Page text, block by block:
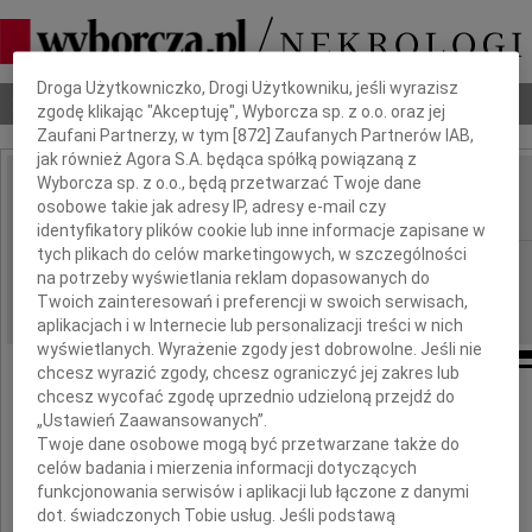
Nekrologi Odeszli Poradnik pogrzebowy
IMIĘ I NAZWISKO: Wojciech Łypko
REGION: Kraków
DATA EMISJI: 08.01.2026
Dnia 4 stycznia 2026 roku zmarł w Ottawie
w wieku 83 lat
Dbamy o Twoją prywatność
Droga Użytkowniczko, Drogi Użytkowniku, jeśli wyrazisz
zgodę klikając "Akceptuję", Wyborcza sp. z o.o. oraz jej
Zaufani Partnerzy, w tym [872 ] Zaufanych Partnerów IAB,
jak również Agora S.A. będąca spółką powiązaną z
Wyborcza sp. z o.o., będą przetwarzać Twoje dane
osobowe takie jak adresy IP, adresy e-mail czy
identyfikatory plików cookie lub inne informacje zapisane w
tych plikach do celów marketingowych, w szczególności
na potrzeby wyświetlania reklam dopasowanych do
Twoich zainteresowań i preferencji w swoich serwisach,
aplikacjach i w Internecie lub personalizacji treści w nich
wyświetlanych. Wyrażenie zgody jest dobrowolne. Jeśli nie
chcesz wyrazić zgody, chcesz ograniczyć jej zakres lub
chcesz wycofać zgodę uprzednio udzieloną przejdź do
„Ustawień Zaawansowanych”.
Twoje dane osobowe mogą być przetwarzane także do
celów badania i mierzenia informacji dotyczących
funkcjonowania serwisów i aplikacji lub łączone z danymi
dot. świadczonych Tobie usług. Jeśli podstawą